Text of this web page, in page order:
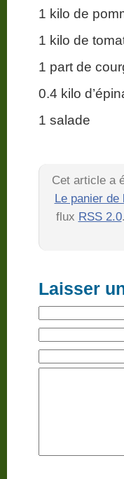
1 kilo de
1 kilo de
1 part de
0.4 kilo
1 salade
Cet article a
Le panier de
flux RSS 2.0
Laisser